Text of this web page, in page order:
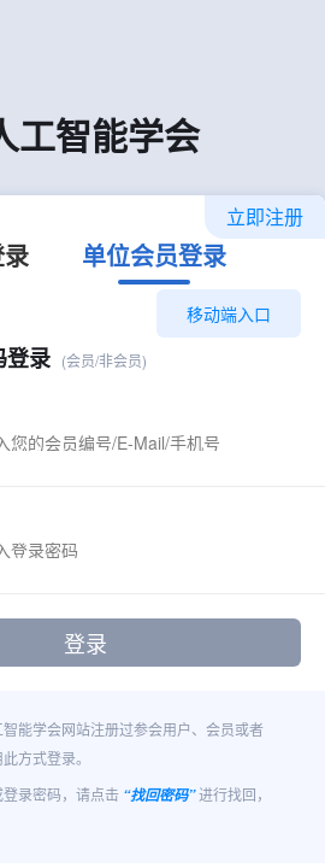
工智能学会
立即注册
单位会员登录
移动端入口
登录 (会员/非会员)
能学会网站注册过参会用户、会员或者
方式登录。
录密码，请点击 “找回密码”进行找回，